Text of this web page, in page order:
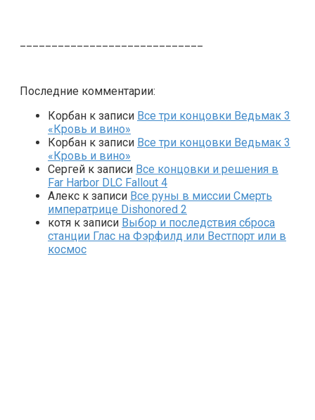
Последние комментарии:
Корбан к записи Все три концовки Ведьмак 3
«Кровь и вино»
Корбан к записи Все три концовки Ведьмак 3
«Кровь и вино»
Сергей к записи Все концовки и решения в
Far Harbor DLC Fallout 4
Алекс к записи Все руны в миссии Смерть
императрице Dishonored 2
котя к записи Выбор и последствия сброса
станции Глас на Фэрфилд или Вестпорт или в
космос